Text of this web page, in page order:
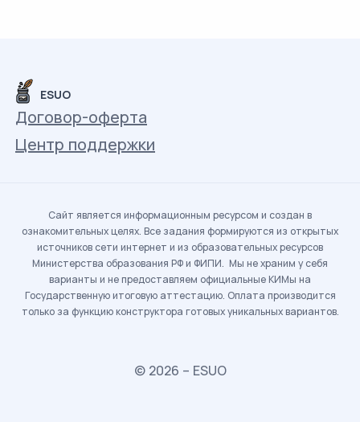
ESUO
Договор-оферта
Центр поддержки
Сайт является информационным ресурсом и создан в
ознакомительных целях. Все задания формируются из открытых
источников сети интернет и из образовательных ресурсов
Министерства образования РФ и ФИПИ. Мы не храним у себя
варианты и не предоставляем официальные КИМы на
Государственную итоговую аттестацию. Оплата производится
только за функцию конструктора готовых уникальных вариантов.
© 2026 – ESUO